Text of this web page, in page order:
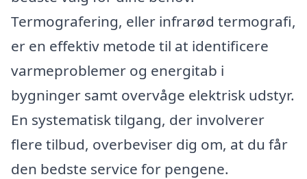
Termografering, eller infrarød termografi,
er en effektiv metode til at identificere
varmeproblemer og energitab i
bygninger samt overvåge elektrisk udstyr.
En systematisk tilgang, der involverer
flere tilbud, overbeviser dig om, at du får
den bedste service for pengene.